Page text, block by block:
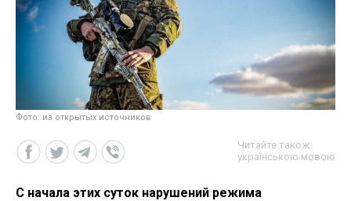
Фото: из открытых источников
Читайте також
українською мовою
С начала этих суток нарушений режима